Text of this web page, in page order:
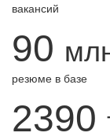
вакансий
90
резюме в базе
2390